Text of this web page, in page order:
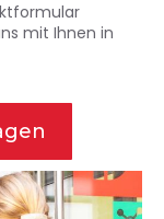
mit Ihnen in